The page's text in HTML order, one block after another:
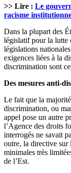
>> Lire : Le
racisme
Dans la plupart des
législatif pour la lutte
législations
exigences liées à la
discrimination sont
Des mesures anti-
Le fait que la
discrimination, ou
appel pose un autre
l’Agence des droits
interrogés ne savait
outre, la directive sur
minimales très
de l’Est.